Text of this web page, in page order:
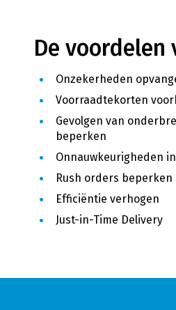
De voordelen
Onzekerheden
Voorraadtekorten
Gevolgen van
beperken
Onnauwkeurigheden
Rush orders beperken
Efficiëntie verhogen
Just-in-Time Delivery